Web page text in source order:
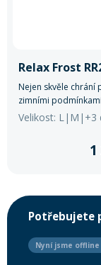
Relax Frost
Nejen skvěle chrání
zimními
poskytují mužům
moderní doplněk
Velikost: L|M|+3
Potřebujete
Nyní jsme offline